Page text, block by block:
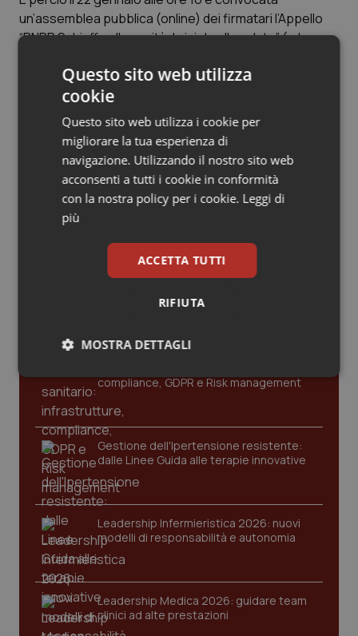
Oncologia & Nutrizione
Psoriasi & pelle
Quotidiano Cardiologia
Quotidiano Chirurgia
Quotidiano Oncologia
Rene & patologie urogenitali
Salute orale & impianti
Sangue & coagulazione
Tiroide
Tumore al seno
Tumore ovarico
Tumori del Polmone & Testa Collo
Tumori gastrointestinali
un’assemblea pubblica (online) dei firmatari l’Appello
“PNRR Schiaffo alla sanità, briciole alla salute” (a breve
Articoli correlati:
Recovery Plan. Più fondi per Case della Comunità
e tecnologie in ospedale. Le risorse per la sanità
salgono a 19,7 miliardi
07 Gennaio 2021
Ultime analisi e review da QS Pro
compliance, GDPR e Risk management
Gestione dell'Ipertensione resistente:
dalle Linee Guida alle terapie innovative
Leadership Infermieristica 2026: nuovi
modelli di responsabilità e autonomia
Leadership Medica 2026: guidare team
clinici ad alte prestazioni
Questo sito web utilizza
cookie
Questo sito web utilizza i cookie per
migliorare la tua esperienza di
navigazione. Utilizzando il nostro sito web
acconsenti a tutti i cookie in conformità
con la nostra policy per i cookie. Leggi di
più
ACCETTA TUTTI
RIFIUTA
MOSTRA DETTAGLI
Necessari Statistici Marketing
Necessari
I cookie necessari contribuiscono a rendere fruibile il
sito web abilitandone funzionalità di base quali la
navigazione sulle pagine e l'accesso alle aree
protette del sito. Il sito web non è in grado di
funzionare correttamente senza questi cookie.
Nome
Fornitore / Dominio
VISITOR_PRIVACY_METADATA
YouTube